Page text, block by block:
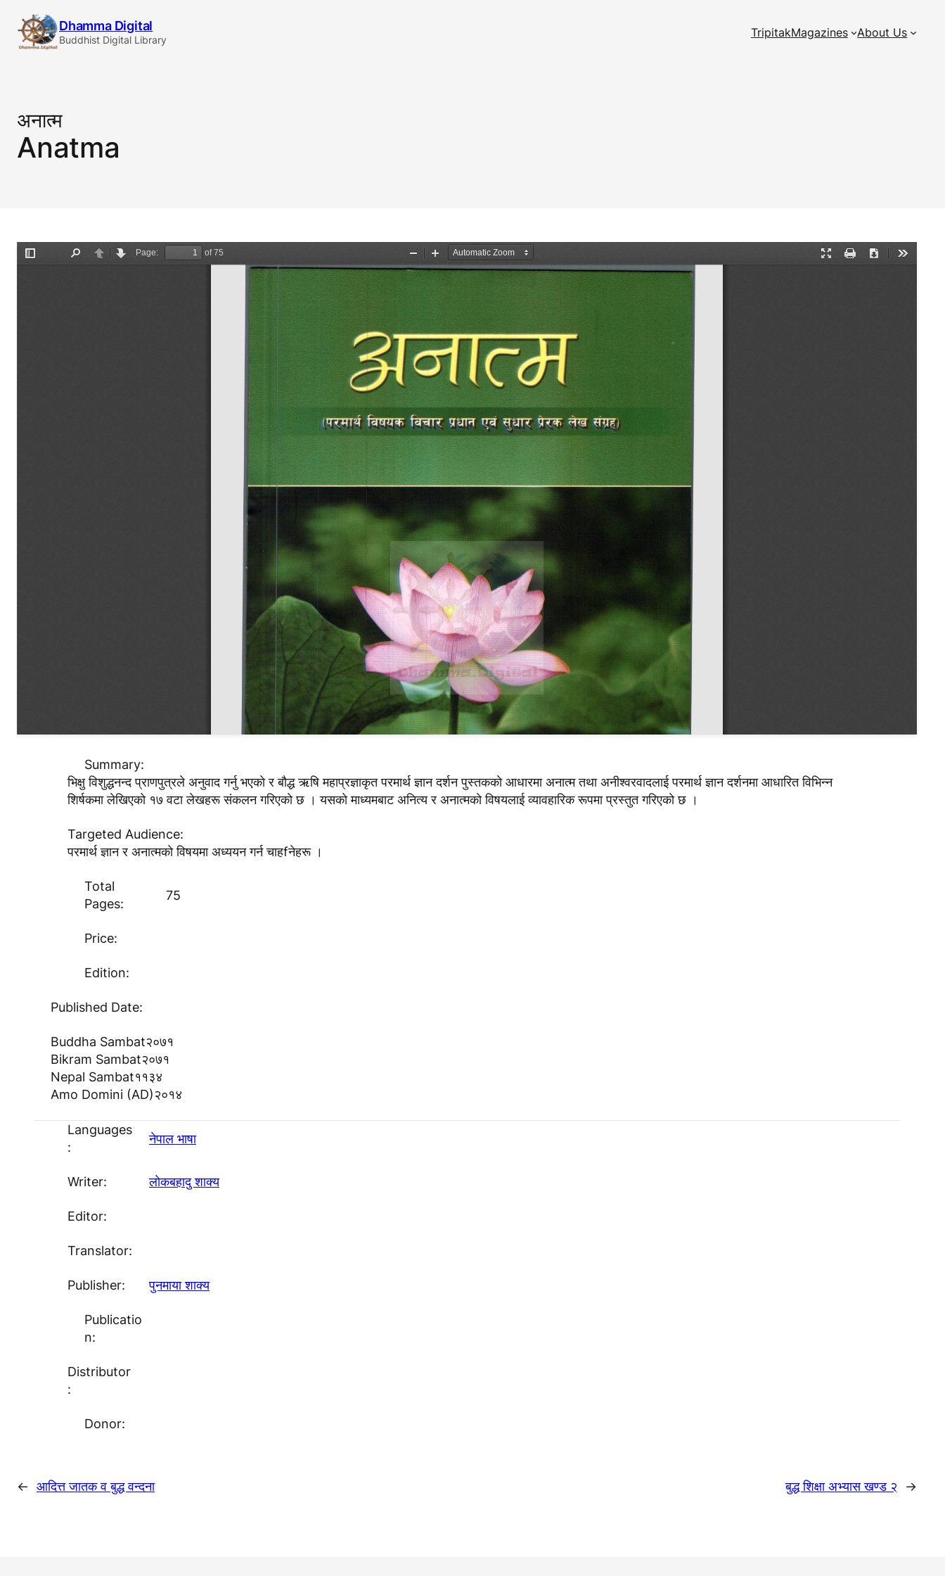
content
Dhamma Digital
Buddhist Digital Library TripitakMagazines About Us
अनात्म
Anatma
Summary:
भिक्षु विशुद्धनन्द प्राणपुत्रले अनुवाद गर्नु भएकाे र बाैद्ध ऋषि महाप्रज्ञाकृत परमार्थ ज्ञान दर्शन पुस्तककाे आधारमा अनात्म तथा अनीश्वरवादलाई परमार्थ ज्ञान दर्शनमा आधारित विभिन्न
शिर्षकमा लेखिएकाे १७ वटा लेखहरू संकलन गरिएकाे छ । यसकाे माध्यमबाट अनित्य र अनात्मकाे विषयलाई व्यावहारिक रूपमा प्रस्तुत गरिएकाे छ ।
Targeted Audience:
परमार्थ ज्ञान र अनात्मकाे विषयमा अध्ययन गर्न चाहfनेहरू ।
Total
Pages:
75
Price:
Edition:
Published Date:
Buddha Sambat२०७१
Bikram Sambat२०७१
Nepal Sambat११३४
Amo Domini (AD)२०१४
Languages
:
नेपाल भाषा
Writer: लाेकबहादु शाक्य
Editor:
Translator:
Publisher: पुनमाया शाक्य
Publicatio
n:
Distributor
:
Donor:
← आदित्त जातक व बुद्ध वन्दना बुद्ध शिक्षा अभ्यास खण्ड २ →